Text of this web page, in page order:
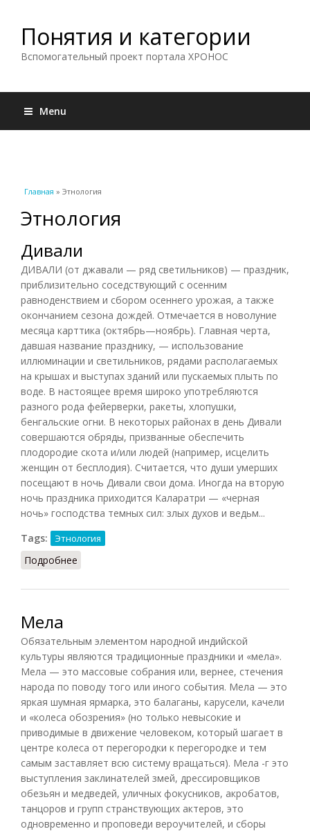
Понятия и категории
Вспомогательный проект портала ХРОНОС
Menu
Вы здесь
Главная » Этнология
Этнология
Дивали
ДИВАЛИ (от джавали — ряд светильников) — праздник,
приблизительно соседствующий с осенним
равноденствием и сбором осеннего урожая, а также
окончанием сезона дождей. Отмечается в новолуние
месяца карттика (октябрь—ноябрь). Главная черта,
давшая название празднику, — использование
иллюминации и светильников, рядами располагаемых
на крышах и выступах зданий или пускаемых плыть по
воде. В настоящее время широко употребляются
разного рода фейерверки, ракеты, хлопушки,
бенгальские огни. В некоторых районах в день Дивали
совершаются обряды, призванные обеспечить
плодородие скота и/или людей (например, исцелить
женщин от бесплодия). Считается, что души умерших
посещают в ночь Дивали свои дома. Иногда на вторую
ночь праздника приходится Каларатри — «черная
ночь» господства темных сил: злых духов и ведьм...
Tags:
Этнология
Подробнее
Мела
Обязательным элементом народной индийской
культуры являются традиционные праздники и «мела».
Мела — это массовые собрания или, вернее, стечения
народа по поводу того или иного события. Мела — это
яркая шумная ярмарка, это балаганы, карусели, качели
и «колеса обозрения» (но только невысокие и
приводимые в движение человеком, который шагает в
центре колеса от перегородки к перегородке и тем
самым заставляет всю систему вращаться). Мела -г это
выступления заклинателей змей, дрессировщиков
обезьян и медведей, уличных фокусников, акробатов,
танцоров и групп странствующих актеров, это
одновременно и проповеди вероучителей, и сборы